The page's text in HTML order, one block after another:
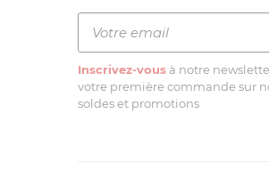
Inscrivez-vous à notre
votre première commande sur
soldes et promotions